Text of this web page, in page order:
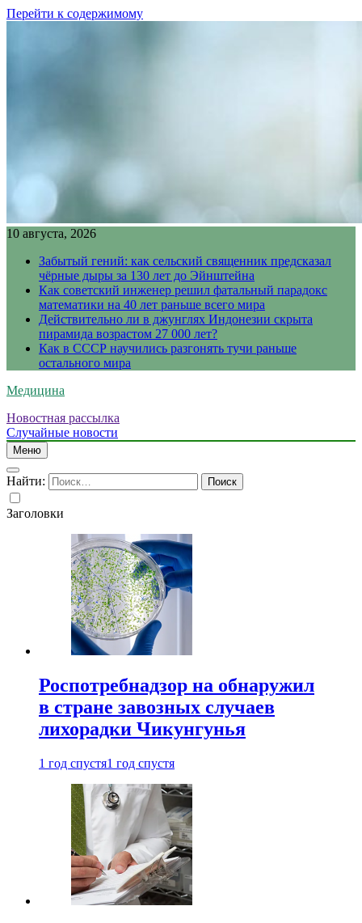
Перейти к содержимому
10 августа, 2026
Забытый гений: как сельский священник предсказал
чёрные дыры за 130 лет до Эйнштейна
Как советский инженер решил фатальный парадокс
математики на 40 лет раньше всего мира
Действительно ли в джунглях Индонезии скрыта
пирамида возрастом 27 000 лет?
Как в СССР научились разгонять тучи раньше
остального мира
Медицина
Новостная рассылка
Случайные новости
Меню
Найти:
Заголовки
Роспотребнадзор на обнаружил
в стране завозных случаев
лихорадки Чикунгунья
1 год спустя1 год спустя